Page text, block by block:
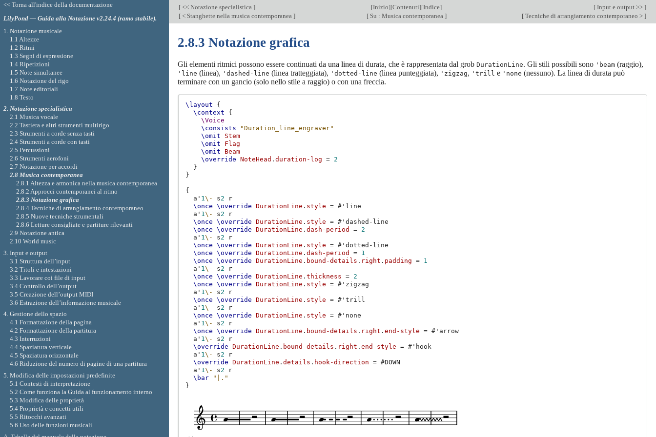
[ << Notazione specialistica ] [Inizio][Contenuti][Indice] [ Input e output >> ]
[ < Stanghette nella musica contemporanea ] [Su : Musica contemporanea ] [ Tecniche di arrangiamento contemporaneo > ]
2.8.3 Notazione grafica
Gli elementi ritmici possono essere continuati da una linea di durata, che è rappresentata dal grob DurationLine. Gli stili possibili sono 'beam (raggio),
'line (linea), 'dashed-line (linea tratteggiata), 'dotted-line (linea punteggiata), 'zigzag, 'trill e 'none (nessuno). La linea di durata può
terminare con un gancio (solo nello stile a raggio) o con una freccia.
\layout
{
\context
{
\Voice
\consists
"Duration_line_engraver"
\omit
Stem
\omit
Flag
\omit
Beam
\override
NoteHead .duration-log = 2
}
}
{
a' 1\- s2
r
\once
\override DurationLine . style = # 'line
a' 1\- s2
r
\once
\override DurationLine . style = # 'dashed-line
\once
\override DurationLine .dash-period = 2
a' 1\- s2
r
\once
\override DurationLine . style = # 'dotted-line
\once
\override DurationLine .dash-period = 1
\once
\override DurationLine . bound-details . right . padding = 1
a' 1\- s2
r
\once
\override DurationLine .thickness = 2
\once
\override DurationLine . style = # 'zigzag
a' 1\- s2
r
\once
\override DurationLine . style = # 'trill
a' 1\- s2
r
\once
\override DurationLine . style = # 'none
a' 1\- s2
r
\once
\override DurationLine . bound-details . right .end-style = # 'arrow
a' 1\- s2
r
\override
DurationLine . bound-details . right .end-style = # 'hook
a' 1\- s2
r
\override
DurationLine .details . hook-direction = #DOWN
a' 1\- s2
r
\bar
"|."
}
<< Torna all'indice della documentazione
LilyPond — Guida alla Notazione v2.24.4 (ramo stabile).
1. Notazione musicale
1.1 Altezze
1.2 Ritmi
1.3 Segni di espressione
1.4 Ripetizioni
1.5 Note simultanee
1.6 Notazione del rigo
1.7 Note editoriali
1.8 Testo
2. Notazione specialistica
2.1 Musica vocale
2.2 Tastiera e altri strumenti multirigo
2.3 Strumenti a corde senza tasti
2.4 Strumenti a corde con tasti
2.5 Percussioni
2.6 Strumenti aerofoni
2.7 Notazione per accordi
2.8 Musica contemporanea
2.8.1 Altezza e armonica nella musica contemporanea
2.8.2 Approcci contemporanei al ritmo
2.8.3 Notazione grafica
2.8.4 Tecniche di arrangiamento contemporaneo
2.8.5 Nuove tecniche strumentali
2.8.6 Letture consigliate e partiture rilevanti
2.9 Notazione antica
2.10 World music
3. Input e output
3.1 Struttura dell’input
3.2 Titoli e intestazioni
3.3 Lavorare coi file di input
3.4 Controllo dell’output
3.5 Creazione dell’output MIDI
3.6 Estrazione dell’informazione musicale
4. Gestione dello spazio
4.1 Formattazione della pagina
4.2 Formattazione della partitura
4.3 Interruzioni
4.4 Spaziatura verticale
4.5 Spaziatura orizzontale
4.6 Riduzione del numero di pagine di una partitura
5. Modifica delle impostazioni predefinite
5.1 Contesti di interpretazione
5.2 Come funziona la Guida al funzionamento interno
5.3 Modifica delle proprietà
5.4 Proprietà e concetti utili
5.5 Ritocchi avanzati
5.6 Uso delle funzioni musicali